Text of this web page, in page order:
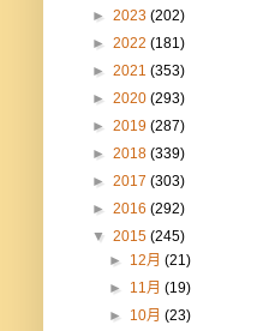
► 2023 (202)
► 2022 (181)
► 2021 (353)
► 2020 (293)
► 2019 (287)
► 2018 (339)
► 2017 (303)
► 2016 (292)
▼ 2015 (245)
► 12月(21)
► 11月(19)
► 10月(23)